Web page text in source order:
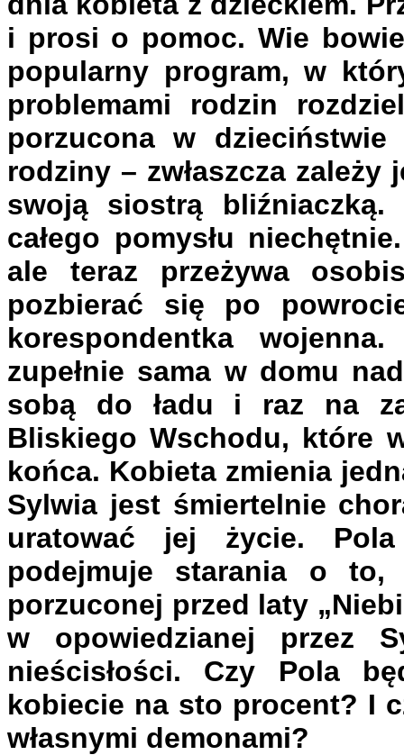
i prosi o pomoc. Wie
popularny program, w
problemami rodzin
porzucona w
rodziny – zwłaszcza
swoją siostrą
całego pomysłu
ale teraz przeżywa
pozbierać się po
korespondentka
zupełnie sama w domu
sobą do ładu i raz na
Bliskiego Wschodu, które
końca. Kobieta zmienia
Sylwia jest śmiertelnie
uratować jej życie.
podejmuje starania o to,
porzuconej przed laty
w opowiedzianej przez
nieścisłości. Czy Pola
kobiecie na sto procent? I
własnymi demonami?